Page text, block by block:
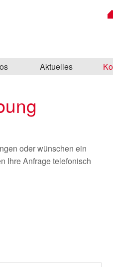
Aktuelles
oder wünschen ein
Ihre Anfrage telefonisch